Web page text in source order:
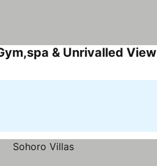
& Unrivalled View